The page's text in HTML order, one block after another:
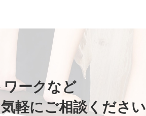
ークなど
軽にご相談ください